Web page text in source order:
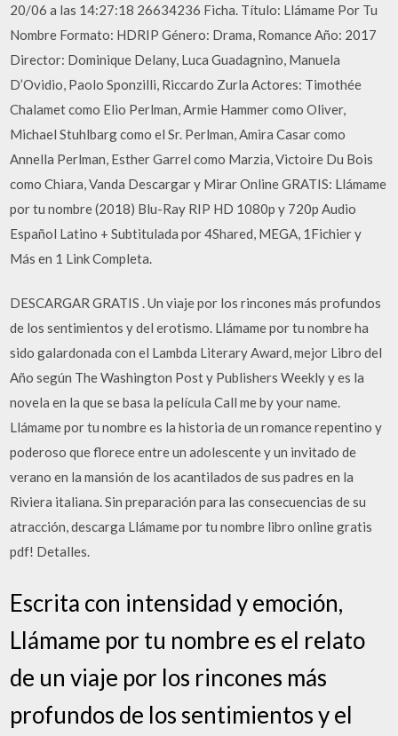
20/06 a las 14:27:18 26634236 Ficha. Título: Llámame Por Tu
Nombre Formato: HDRIP Género: Drama, Romance Año: 2017
Director: Dominique Delany, Luca Guadagnino, Manuela
D’Ovidio, Paolo Sponzilli, Riccardo Zurla Actores: Timothée
Chalamet como Elio Perlman, Armie Hammer como Oliver,
Michael Stuhlbarg como el Sr. Perlman, Amira Casar como
Annella Perlman, Esther Garrel como Marzia, Victoire Du Bois
como Chiara, Vanda Descargar y Mirar Online GRATIS: Llámame
por tu nombre (2018) Blu-Ray RIP HD 1080p y 720p Audio
Español Latino + Subtitulada por 4Shared, MEGA, 1Fichier y
Más en 1 Link Completa.
DESCARGAR GRATIS . Un viaje por los rincones más profundos
de los sentimientos y del erotismo. Llámame por tu nombre ha
sido galardonada con el Lambda Literary Award, mejor Libro del
Año según The Washington Post y Publishers Weekly y es la
novela en la que se basa la película Call me by your name.
Llámame por tu nombre es la historia de un romance repentino y
poderoso que florece entre un adolescente y un invitado de
verano en la mansión de los acantilados de sus padres en la
Riviera italiana. Sin preparación para las consecuencias de su
atracción, descarga Llámame por tu nombre libro online gratis
pdf! Detalles.
Escrita con intensidad y emoción,
Llámame por tu nombre es el relato
de un viaje por los rincones más
profundos de los sentimientos y el